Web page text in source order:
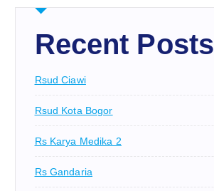
Recent Posts
Rsud Ciawi
Rsud Kota Bogor
Rs Karya Medika 2
Rs Gandaria